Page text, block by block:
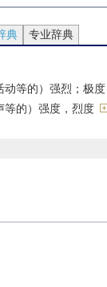
典 专业辞典
动等的）强烈；极度
等的）强度，烈度